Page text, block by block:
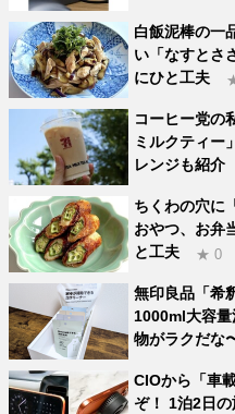
白飯泥棒の一
い「なすとさ
にひと工夫
コーヒー党の
ミルクティー
レンジも紹介
ちくわの穴に
おやつ、お弁
と工夫
★ 0
無印良品「希
1000ml大容
物がラクだな
CIOから「車
ぞ！ 1泊2日の